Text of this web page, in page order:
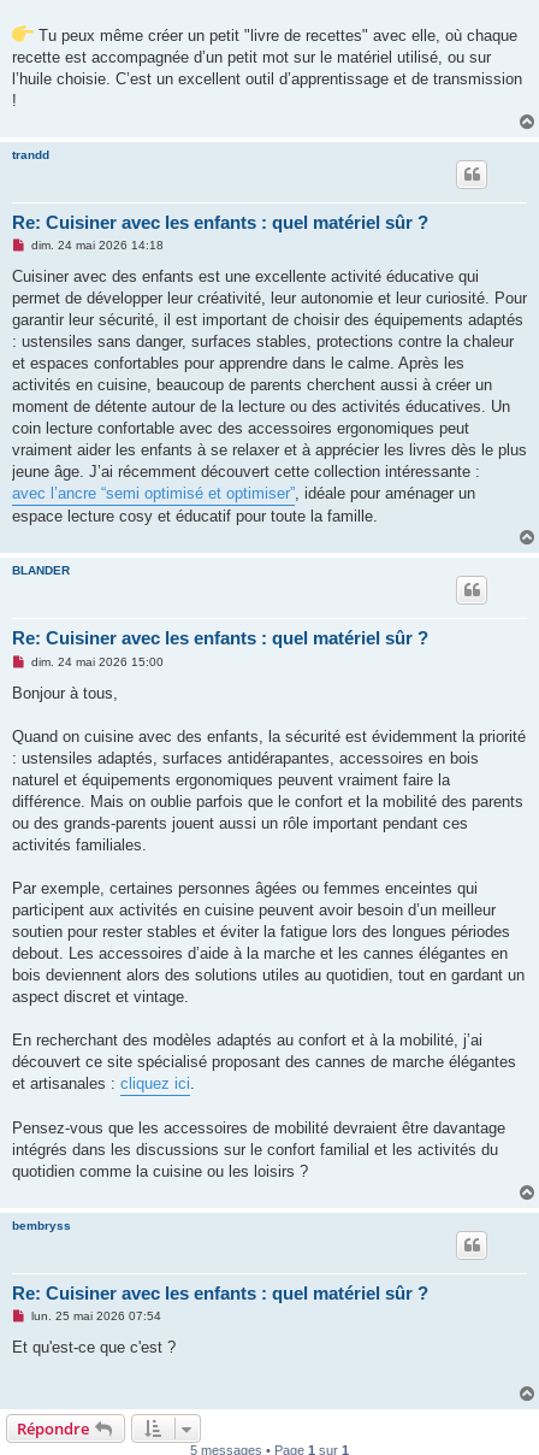
Tu peux même créer un petit "livre de recettes" avec elle, où chaque
recette est accompagnée d’un petit mot sur le matériel utilisé, ou sur
l’huile choisie. C’est un excellent outil d’apprentissage et de transmission
!
trandd
Re: Cuisiner avec les enfants : quel matériel sûr ?
M
s
a
g
n
o
l
u
dim. 24 mai 2026 14:18
Cuisiner avec des enfants est une excellente activité éducative qui
permet de développer leur créativité, leur autonomie et leur curiosité. Pour
garantir leur sécurité, il est important de choisir des équipements adaptés
: ustensiles sans danger, surfaces stables, protections contre la chaleur
et espaces confortables pour apprendre dans le calme. Après les
activités en cuisine, beaucoup de parents cherchent aussi à créer un
moment de détente autour de la lecture ou des activités éducatives. Un
coin lecture confortable avec des accessoires ergonomiques peut
vraiment aider les enfants à se relaxer et à apprécier les livres dès le plus
jeune âge. J’ai récemment découvert cette collection intéressante :
avec l’ancre “semi optimisé et optimiser”, idéale pour aménager un
espace lecture cosy et éducatif pour toute la famille.
BLANDER
Re: Cuisiner avec les enfants : quel matériel sûr ?
M
s
g
n
o
l
u
dim. 24 mai 2026 15:00
Bonjour à tous,
Quand on cuisine avec des enfants, la sécurité est évidemment la priorité
: ustensiles adaptés, surfaces antidérapantes, accessoires en bois
naturel et équipements ergonomiques peuvent vraiment faire la
différence. Mais on oublie parfois que le confort et la mobilité des parents
ou des grands-parents jouent aussi un rôle important pendant ces
activités familiales.
Par exemple, certaines personnes âgées ou femmes enceintes qui
participent aux activités en cuisine peuvent avoir besoin d’un meilleur
soutien pour rester stables et éviter la fatigue lors des longues périodes
debout. Les accessoires d’aide à la marche et les cannes élégantes en
bois deviennent alors des solutions utiles au quotidien, tout en gardant un
aspect discret et vintage.
En recherchant des modèles adaptés au confort et à la mobilité, j’ai
découvert ce site spécialisé proposant des cannes de marche élégantes
et artisanales : cliquez ici
Pensez-vous que les accessoires de mobilité devraient être davantage
intégrés dans les discussions sur le confort familial et les activités du
quotidien comme la cuisine ou les loisirs ?
bembryss
Re: Cuisiner avec les enfants : quel matériel sûr ?
M
s
n
o
n
lun. 25 mai 2026 07:54
Et qu'est-ce que c'est ?
Répondre
5 messages • Page 1 sur 1